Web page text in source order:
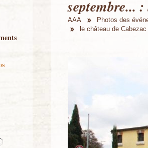
septembre...
AAA
Photos des
le château de Cabezac